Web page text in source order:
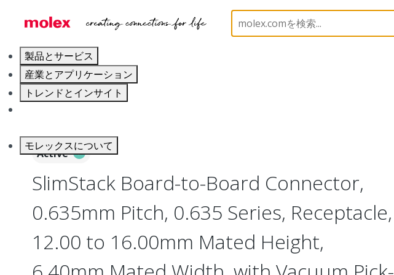
製品とサービス
産業とアプリケーション
トレンドとインサイト
モレックスについて
Board-to-Board Connectors 52901 529011474
Active
SlimStack Board-to-Board Connector,
0.635mm Pitch, 0.635 Series, Receptacle,
12.00 to 16.00mm Mated Height,